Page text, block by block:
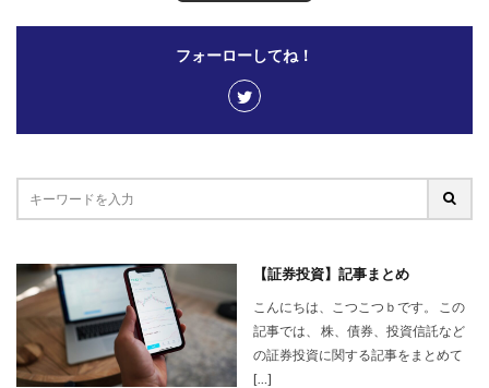
フォーローしてね！
【証券投資】記事まとめ
こんにちは、こつこつｂです。 この
記事では、 株、債券、投資信託など
の証券投資に関する記事をまとめて
[…]